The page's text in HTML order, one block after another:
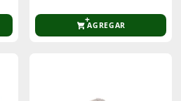
AGREGAR